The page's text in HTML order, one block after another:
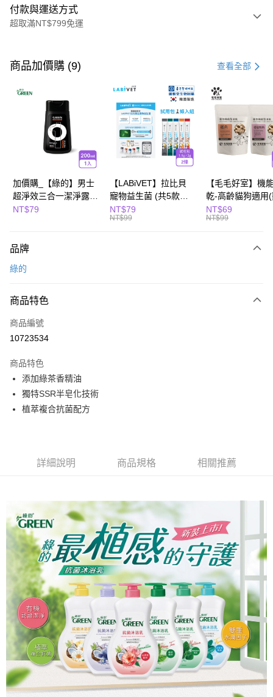
付款與運送方式
超取滿NT$799免運
信用卡一次付款
超商取貨付款
LINE Pay
Apple Pay
悠遊付
全盈+PAY
「Hami Point」為中華電信所提供之點數服務，可於會員專區綁定中華電信
運送方式
每筆NT$80，滿NT$799(含以上)免運費
付款後全家取貨
每筆NT$80，滿NT$799(含以上)免運費
萊爾富取貨付款
每筆NT$80，滿NT$799(含以上)免運費
付款後萊爾富取貨
每筆NT$80，滿NT$799(含以上)免運費
每筆NT$80，滿NT$799(含以上)免運費
宅配
每筆NT$100，滿NT$799(含以上)免運費
商品加價購 (9) 查看全部
加價購_【綠的】男士
超淨效三合一潔淨露
200ml(濃郁麝香)
NT$79
【LABiVET】拉比貝
寵物益生菌 (共5款可
選) 1.5gx2包/盒、
2gx2包/盒
NT$79
NT$99
【毛毛好室】機
乾-高齡貓狗適用
10g/櫻桃鴨肉8g)
NT$69
NT$99
品牌
綠的
商品特色
商品編號
10723534
商品特色
添加綠茶香精油
獨特SSR半皂化技術
植萃複合抗菌配方
詳細說明 商品規格 相關推薦